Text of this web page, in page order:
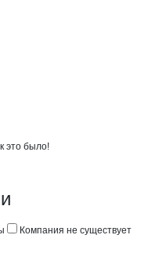
ООО
это было!
неточностях
Компания не существует